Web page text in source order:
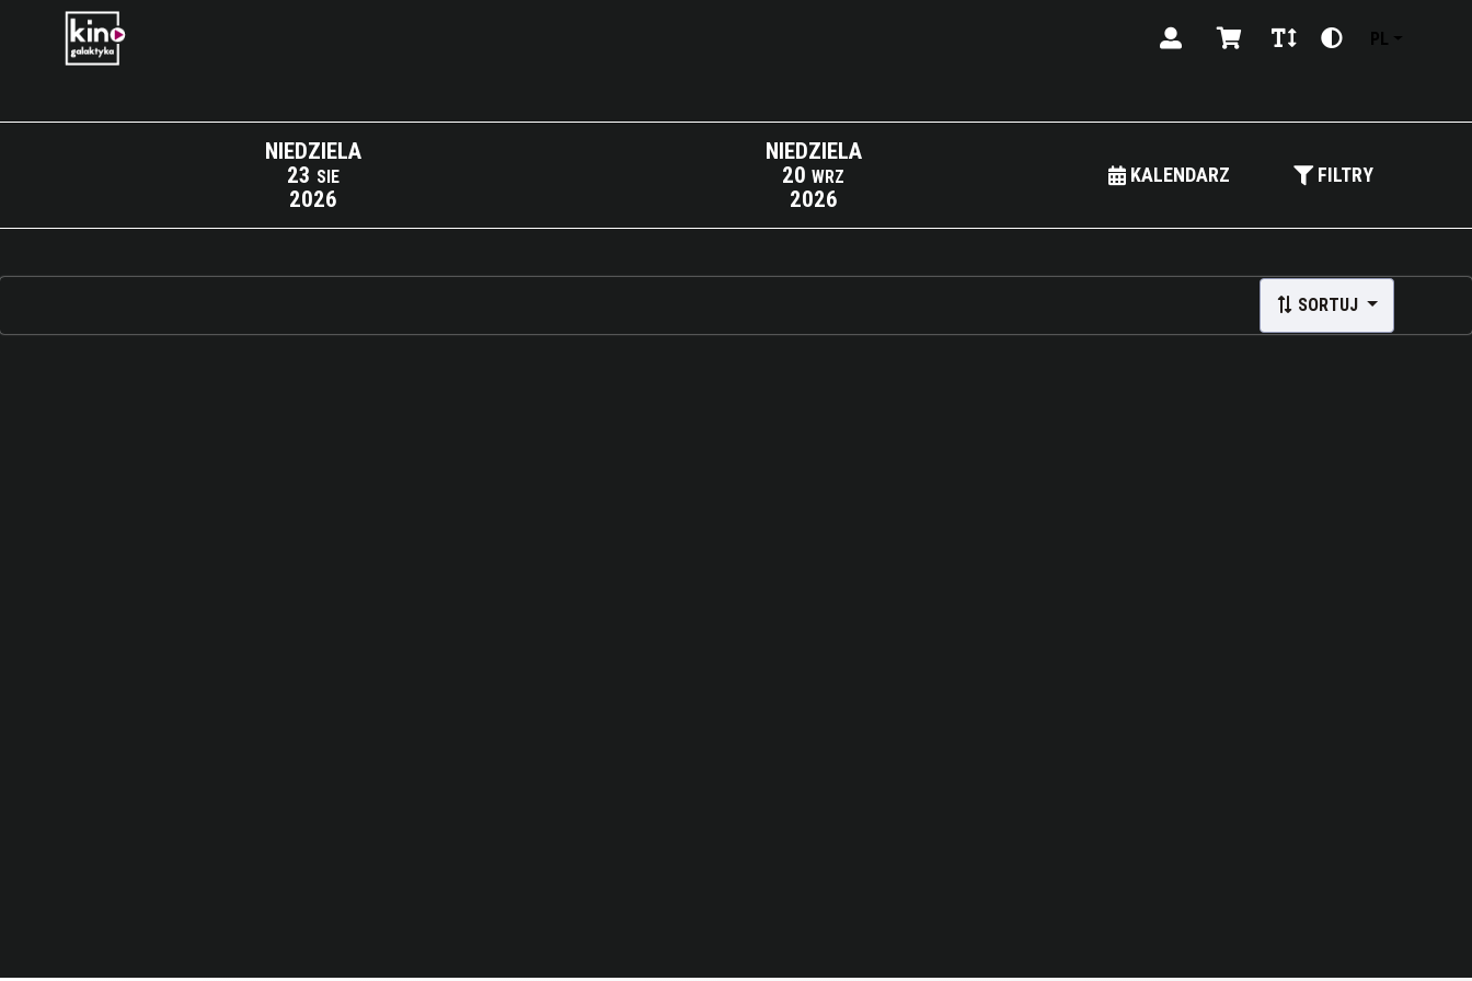
PL
NIEDZIELA
23 SIE
2026
NIEDZIELA
20 WRZ
2026
KALENDARZ FILTRY
SORTUJ